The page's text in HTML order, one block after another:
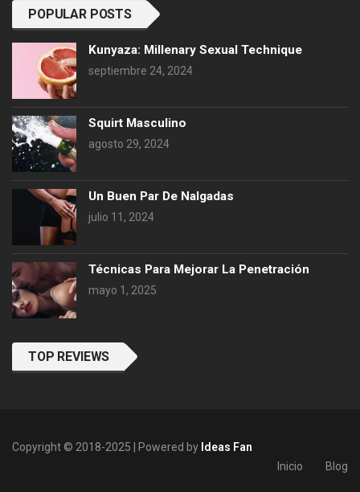
POPULAR POSTS
Kunyaza: Millenary Sexual Technique
septiembre 24, 2024
Squirt Masculino
agosto 29, 2024
Un Buen Par De Nalgadas
julio 11, 2024
Técnicas Para Mejorar La Penetración
mayo 1, 2025
TOP REVIEWS
Copyright © 2018-2025 | Powered by Ideas Fan
Inicio
Blog